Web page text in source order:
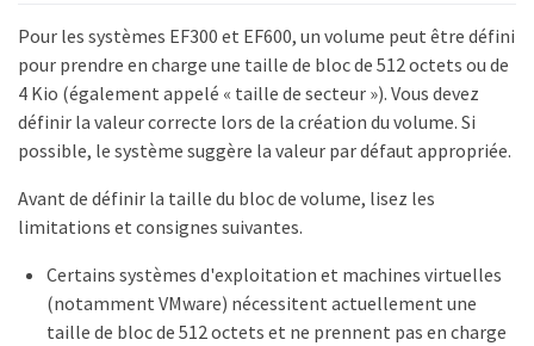
Pour les systèmes EF300 et EF600, un volume peut être défini
pour prendre en charge une taille de bloc de 512 octets ou de
4 Kio (également appelé « taille de secteur »). Vous devez
définir la valeur correcte lors de la création du volume. Si
possible, le système suggère la valeur par défaut appropriée.
Avant de définir la taille du bloc de volume, lisez les
limitations et consignes suivantes.
Certains systèmes d'exploitation et machines virtuelles
(notamment VMware) nécessitent actuellement une
taille de bloc de 512 octets et ne prennent pas en charge